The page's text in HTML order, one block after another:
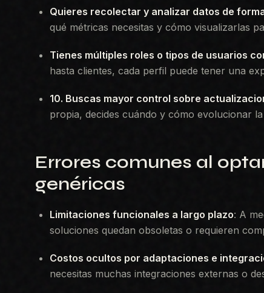
Quieres recolectar y analizar datos de
qué métricas necesitas y cómo visualizarlas
Tienes múltiples roles o tipos de usuarios
hasta clientes, cada perfil puede tener una
10. Buscas mayor control sobre
propia, decides cuándo y cómo evolucionar
Errores comunes al
genéricas
Limitaciones funcionales a largo plazo: A
soluciones quedan obsoletas o requieren
Costos ocultos por adaptaciones e
necesitas muchas integraciones externas o